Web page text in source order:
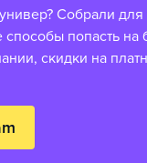
Собрали для
попасть на
скидки на